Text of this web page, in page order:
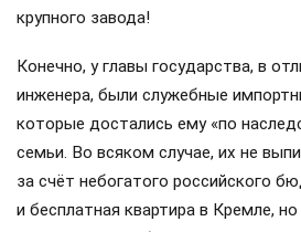
крупного завода!
Конечно, у главы государства, в
инженера, были служебные
которые достались ему «по
семьи. Во всяком случае, их не
за счёт небогатого российского
и бесплатная квартира в Кремле,